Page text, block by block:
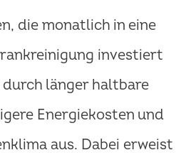
die monatlich in eine
investiert
durch länger haltbare
Energiekosten und
aus. Dabei erweist